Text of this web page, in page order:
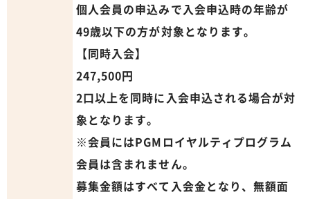
個人会員の申込みで入会申込時の年齢が
49歳以下の方が対象となります。
【同時入会】
247,500円
2口以上を同時に入会申込される場合が対
象となります。
※会員にはPGMロイヤルティプログラム
会員は含まれません。
募集金額はすべて入会金となり、無額面